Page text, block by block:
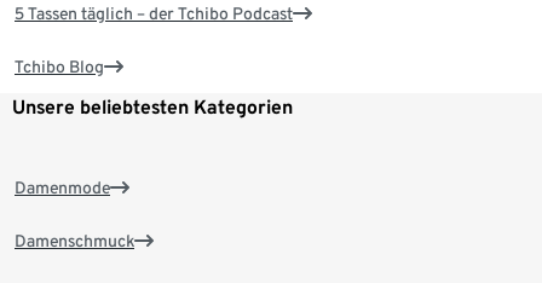
5 Tassen täglich – der Tchibo Podcast
Tchibo Blog
Unsere beliebtesten Kategorien
Damenmode
Damenschmuck